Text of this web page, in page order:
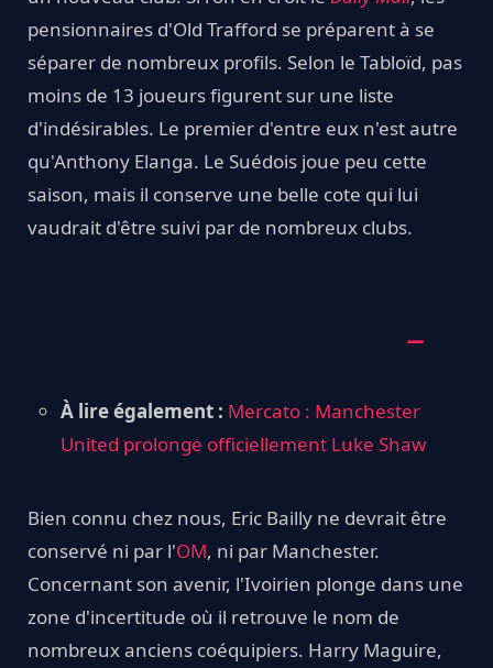
pensionnaires d'Old Trafford se préparent à se
séparer de nombreux profils. Selon le Tabloïd, pas
moins de 13 joueurs figurent sur une liste
d'indésirables. Le premier d'entre eux n'est autre
qu'Anthony Elanga. Le Suédois joue peu cette
saison, mais il conserve une belle cote qui lui
vaudrait d'être suivi par de nombreux clubs.
À lire également : Mercato : Manchester
United prolonge officiellement Luke Shaw
Bien connu chez nous, Eric Bailly ne devrait être
conservé ni par l'OM, ni par Manchester.
Concernant son avenir, l'Ivoirien plonge dans une
zone d'incertitude où il retrouve le nom de
nombreux anciens coéquipiers. Harry Maguire,